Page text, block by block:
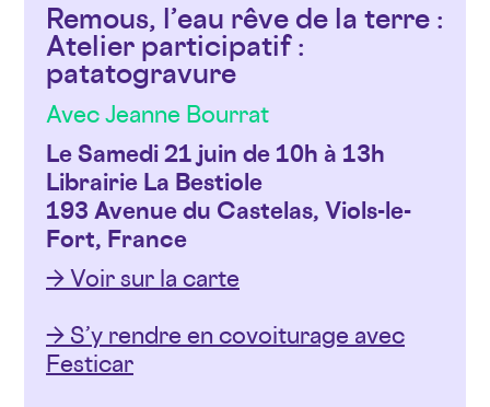
Remous, l’eau rêve de la terre :
Atelier participatif :
patatogravure
Avec Jeanne Bourrat
Le Samedi 21 juin de 10h à 13h
Librairie La Bestiole
193 Avenue du Castelas, Viols-le-
Fort, France
→ Voir sur la carte
→ S’y rendre en covoiturage avec
Festicar